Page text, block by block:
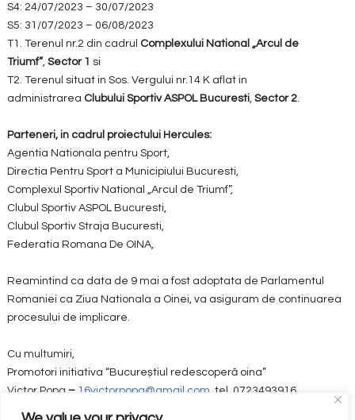
S4: 24/07/2023 – 30/07/2023
S5: 31/07/2023 – 06/08/2023
T1. Terenul nr.2 din cadrul Complexului National „Arcul de
Triumf”, Sector 1 si
T2. Terenul situat in Sos. Vergului nr.14 K aflat in
administrarea Clubului Sportiv ASPOL Bucuresti, Sector 2.
Parteneri, in cadrul proiectului Hercules:
Agentia Nationala pentru Sport,
Directia Pentru Sport a Municipiului Bucuresti,
Complexul Sportiv National „Arcul de Triumf”,
Clubul Sportiv ASPOL Bucuresti,
Clubul Sportiv Straja Bucuresti,
Federatia Romana De OINA,
Reamintind ca data de 9 mai a fost adoptata de Parlamentul
Romaniei ca Ziua Nationala a Oinei, va asiguram de continuarea
procesului de implicare.
Cu multumiri,
Promotori initiativa “Bucureștiul redescoperă oina”
Victor Popa – 16victorpopa@gmail.com, tel. 0723493916